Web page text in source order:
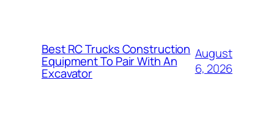
Best RC Trucks Construction
Equipment To Pair With An
Excavator
August
6, 2026